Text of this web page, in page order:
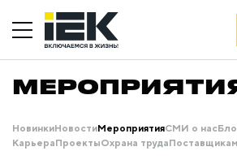
НовинкиНовостиМероприятияСМИ о нас
КарьераПроектыОхрана труда